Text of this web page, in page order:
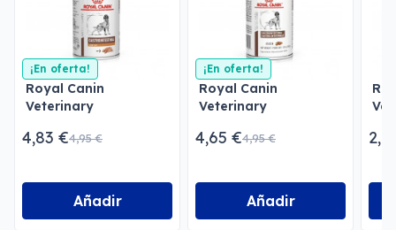
¡En oferta!
Royal Canin
Veterinary
Fat Paté
4,83 €4,95 €
Añadir
¡En oferta!
Royal Canin
Veterinary
4,65 €4,95 €
Añadir